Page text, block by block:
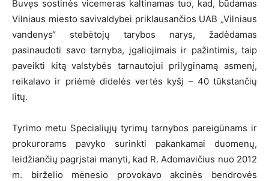
Buvęs sostinės vicemeras kaltinamas tuo, kad, būdamas
Vilniaus miesto savivaldybei priklausančios UAB „Vilniaus
vandenys“ stebėtojų tarybos narys, žadėdamas
pasinaudoti savo tarnyba, įgaliojimais ir pažintimis, taip
paveikti kitą valstybės tarnautojui prilyginamą asmenį,
reikalavo ir priėmė didelės vertės kyšį – 40 tūkstančių
litų.
Tyrimo metu Specialiųjų tyrimų tarnybos pareigūnams ir
prokurorams pavyko surinkti pakankamai duomenų,
leidžiančių pagrįstai manyti, kad R. Adomavičius nuo 2012
m. birželio mėnesio provokavo akcinės bendrovės